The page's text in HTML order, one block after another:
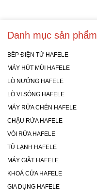
Danh mục sản phẩm
BẾP ĐIỆN TỪ HAFELE
MÁY HÚT MÙI HAFELE
LÒ NƯỚNG HAFELE
LÒ VI SÓNG HAFELE
MÁY RỬA CHÉN HAFELE
CHẬU RỬA HAFELE
VÒI RỬA HAFELE
TỦ LẠNH HAFELE
MÁY GIẶT HAFELE
KHOÁ CỬA HAFELE
GIA DỤNG HAFELE